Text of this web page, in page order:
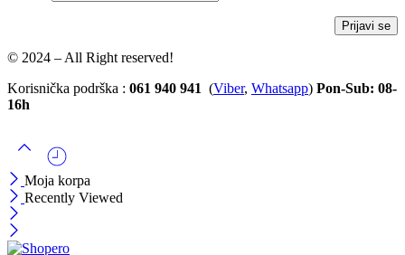
© 2024 – All Right reserved!
Korisnička podrška : 061 940 941 (Viber, Whatsapp) Pon-Sub: 08-
16h
Moja korpa
Recently Viewed